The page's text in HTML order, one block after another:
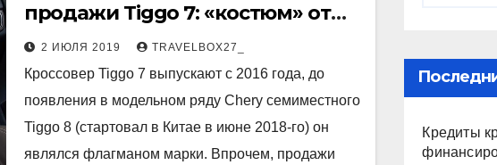
продажи Tiggo 7: «костюм» от
старого концепта и урезанные
цены
2 ИЮЛЯ 2019 TRAVELBOX27_
Кроссовер Tiggo 7 выпускают с 2016 года, до
появления в модельном ряду Chery семиместного
Tiggo 8 (стартовал в Китае в июне 2018-го) он
являлся флагманом марки. Впрочем, продажи
Кредиты